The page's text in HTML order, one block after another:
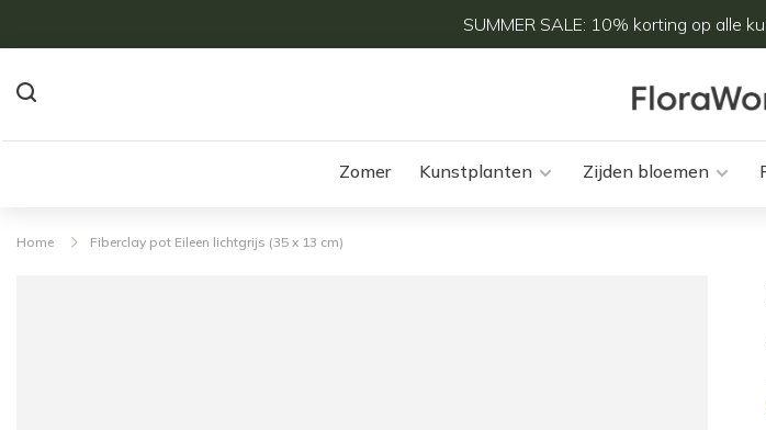
SUMMER SALE: 10% korting op alle
Zomer Kunstplanten Zijden bloemen
Home Fiberclay pot Eileen lichtgrijs (35 x 13 cm)